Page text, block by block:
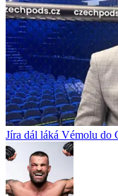
Jíra dál láká Vémolu do